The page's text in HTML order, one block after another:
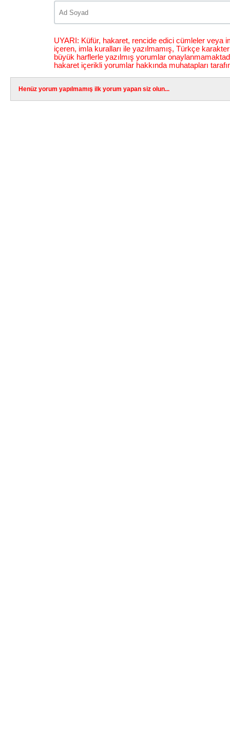
UYARI: Küfür, hakaret, rencide edici cümleler veya
içeren, imla kuralları ile yazılmamış, Türkçe
büyük harflerle yazılmış yorumlar
hakaret içerikli yorumlar hakkında muhatapları
Henüz yorum yapılmamış ilk yorum yapan siz olun...